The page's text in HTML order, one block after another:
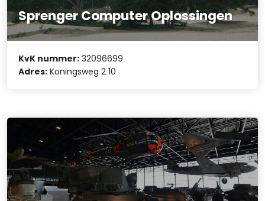
Sprenger Computer Oplossingen
KvK nummer: 32096699
Adres: Koningsweg 2 10